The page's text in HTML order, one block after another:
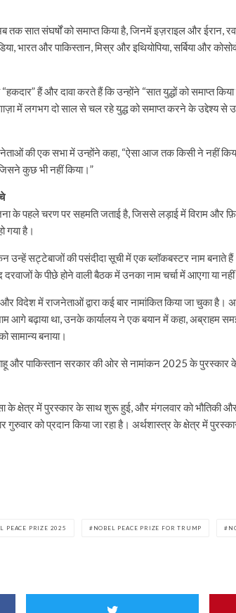
तक सात संघर्षों को समाप्त किया है, जिनमें इज़राइल और ईरान,
भारत और पाकिस्तान, मिस्र और इथियोपिया, सर्बिया और
हैं और दावा करते हैं कि उन्होंने “सात युद्धों को समाप्त
में लगभग दो साल से चल रहे युद्ध को समाप्त करने के उद्देश्य से
नेताओं की एक सभा में उन्होंने कहा, “ऐसा आज तक किसी ने नहीं
कुछ भी नहीं किया।”
के पहले चरण पर सहमति जताई है, जिससे लड़ाई में विराम और
गया है।
उन्हें सट्टेबाजों की पसंदीदा सूची में एक ब्लॉकबस्टर नाम बनाते
दरवाजों के पीछे होने वाली बैठक में उनका नाम चर्चा में आएगा या
में राजनेताओं द्वारा कई बार नामांकित किया जा चुका है।
आगे बढ़ाया था, उनके कार्यालय ने एक बयान में कहा, अब्राहम
बनाया।
और पाकिस्तान सरकार की ओर से नामांकन 2025 के पुरस्कार
के क्षेत्र में पुरस्कार के साथ शुरू हुई, और मंगलवार को भौतिकी
गुरुवार को प्रदान किया जा रहा है। अर्थशास्त्र के क्षेत्र में
PEACE PRIZE 2025 NOBEL PEACE PRIZE FOR TRUMP